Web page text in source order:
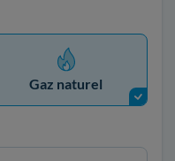
Gaz naturel